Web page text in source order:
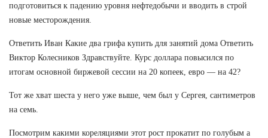
подготовиться к падению уровня нефтедобычи и вводить в строй
новые месторождения.
Ответить Иван Какие два грифа купить для занятий дома Ответить
Виктор Колесников Здравствуйте. Курс доллара повысился по
итогам основной биржевой сессии на 20 копеек, евро — на 42?
Тот же хват шеста у него уже выше, чем был у Сергея, сантиметров
на семь.
Посмотрим какими кореляциями этот рост прокатит по голубым а